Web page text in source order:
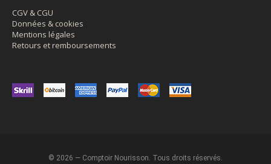
CGV & CGU
Données & cookies
Mentions légales
Retours et remboursements
© 2026 — Comptoir Nourisson. Tous droits réservés.